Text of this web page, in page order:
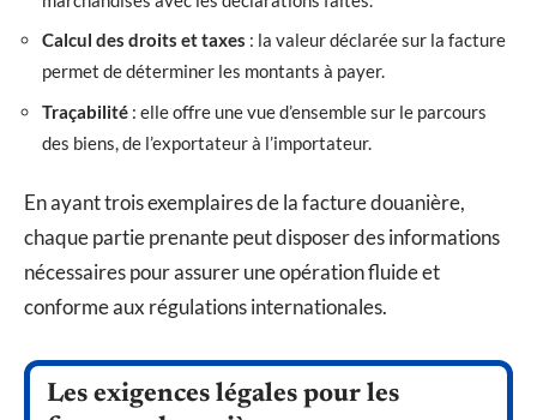
Calcul des droits et taxes : la valeur déclarée sur la facture
permet de déterminer les montants à payer.
Traçabilité : elle offre une vue d’ensemble sur le parcours
des biens, de l’exportateur à l’importateur.
En ayant trois exemplaires de la facture douanière,
chaque partie prenante peut disposer des informations
nécessaires pour assurer une opération fluide et
conforme aux régulations internationales.
Les exigences légales pour les